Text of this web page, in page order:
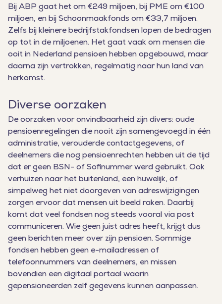
Bij ABP gaat het om €249 miljoen, bij PME om €100
miljoen, en bij Schoonmaakfonds om €33,7 miljoen.
Zelfs bij kleinere bedrijfstakfondsen lopen de bedragen
op tot in de miljoenen. Het gaat vaak om mensen die
ooit in Nederland pensioen hebben opgebouwd, maar
daarna zijn vertrokken, regelmatig naar hun land van
herkomst.
Diverse oorzaken
De oorzaken voor onvindbaarheid zijn divers: oude
pensioenregelingen die nooit zijn samengevoegd in één
administratie, verouderde contactgegevens, of
deelnemers die nog pensioenrechten hebben uit de tijd
dat er geen BSN- of Sofinummer werd gebruikt. Ook
verhuizen naar het buitenland, een huwelijk, of
simpelweg het niet doorgeven van adreswijzigingen
zorgen ervoor dat mensen uit beeld raken. Daarbij
komt dat veel fondsen nog steeds vooral via post
communiceren. Wie geen juist adres heeft, krijgt dus
geen berichten meer over zijn pensioen. Sommige
fondsen hebben geen e-mailadressen of
telefoonnummers van deelnemers, en missen
bovendien een digitaal portaal waarin
gepensioneerden zelf gegevens kunnen aanpassen.